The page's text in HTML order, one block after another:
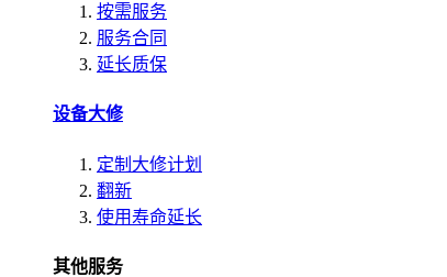
按需服务
服务合同
延长质保
设备大修
定制大修计划
翻新
使用寿命延长
其他服务